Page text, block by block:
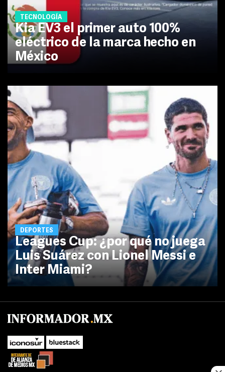
TECNOLOGÍA
Kia EV3 el primer auto 100%
eléctrico de la marca hecho en
México
DEPORTES
Leagues Cup: ¿por qué no juega
Luis Suárez con Lionel Messi e
Inter Miami?